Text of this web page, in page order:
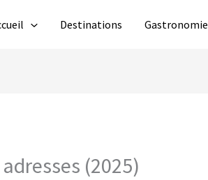
Destinations Gastronomie
(2025)